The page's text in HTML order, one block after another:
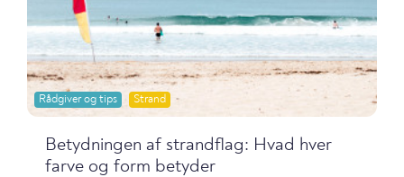
Rådgiver og tips Strand
Betydningen af strandflag: Hvad hver
farve og form betyder